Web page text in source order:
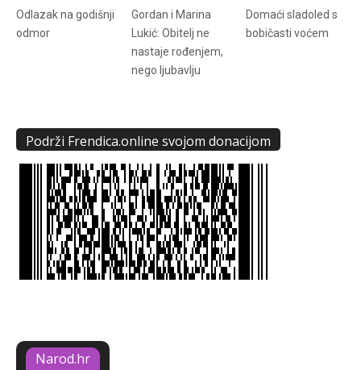
Odlazak na godišnji
odmor
Gordan i Marina
Lukić: Obitelj ne
nastaje rođenjem,
nego ljubavlju
Domaći sladoled s
bobičasti voćem
Podrži Frendica.online svojom donacijom
Narod.hr